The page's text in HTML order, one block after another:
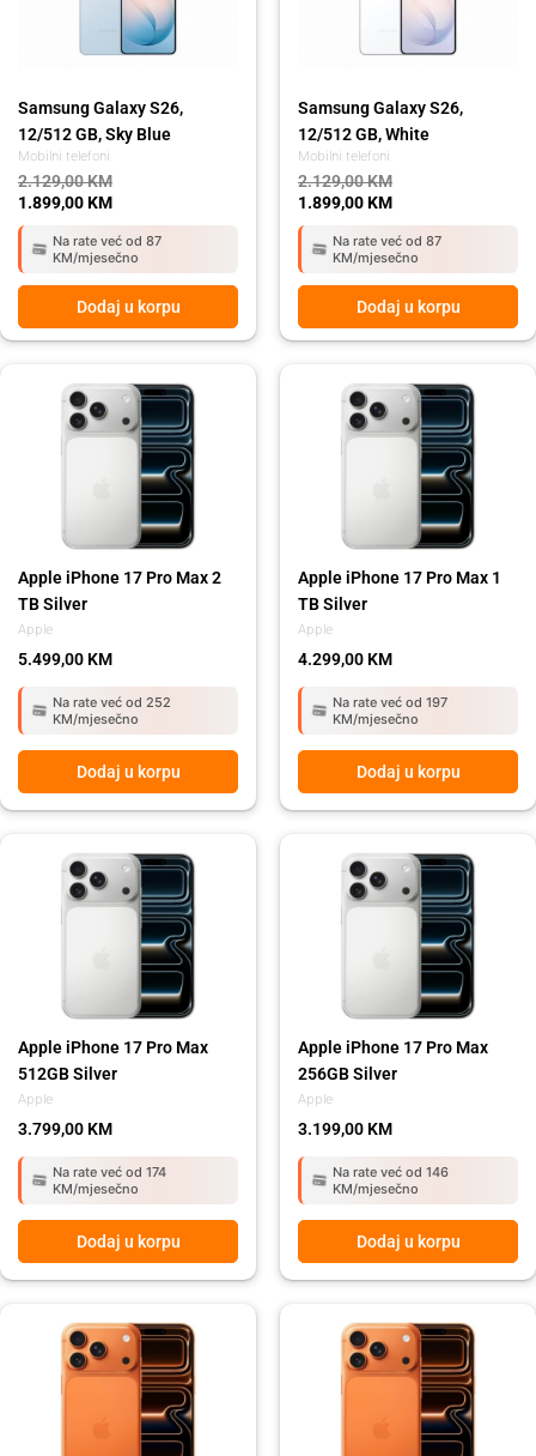
Mobilni telefoni
Samsung Galaxy S26,
12/512 GB, Sky Blue
2.129,00KM
1.899,00KM
Na rate već od 87
KM/mjesečno
Dodaj u korpu
Mobilni telefoni
Samsung Galaxy S26,
12/512 GB, White
2.129,00KM
1.899,00KM
Na rate već od 87
KM/mjesečno
Dodaj u korpu
Apple
Apple iPhone 17 Pro Max 2
TB Silver
5.499,00 KM
Na rate već od 252
KM/mjesečno
Dodaj u korpu
Apple
Apple iPhone 17 Pro Max 1
TB Silver
4.299,00 KM
Na rate već od 197
KM/mjesečno
Dodaj u korpu
Apple
Apple iPhone 17 Pro Max
512GB Silver
3.799,00 KM
Na rate već od 174
KM/mjesečno
Dodaj u korpu
Apple
Apple iPhone 17 Pro Max
256GB Silver
3.199,00 KM
Na rate već od 146
KM/mjesečno
Dodaj u korpu